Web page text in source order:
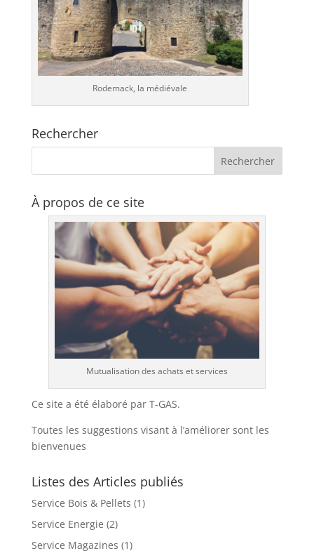
Rodemack, la médiévale
Rechercher
À propos de ce site
Mutualisation des achats et services
Ce site a été élaboré par T-GAS.
Toutes les suggestions visant à l’améliorer sont les
bienvenues
Listes des Articles publiés
Service Bois & Pellets (1)
Service Energie (2)
Service Magazines (1)